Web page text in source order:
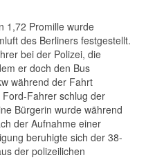
1,72 Promille wurde
des Berliners festgestellt.
bei der Polizei, die
er doch den Bus
während der Fahrt
Fahrer schlug der
Bürgerin wurde während
der Aufnahme einer
beruhigte sich der 38-
der polizeilichen